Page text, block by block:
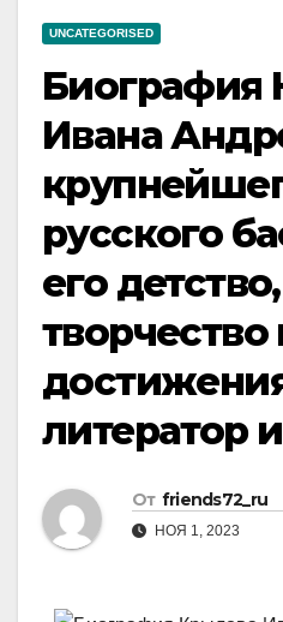
UNCATEGORISED
Биография
Ивана
русского
его детство,
творчество
литератор
От friends72_ru
НОЯ 1, 2023